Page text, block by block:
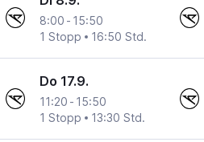
8:00 - 15:50
1 Stopp
16:50 Std.
Do 17.9.
11:20 - 15:50
1 Stopp
13:30 Std.